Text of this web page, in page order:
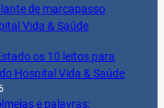
de marcapasso
Vida & Saúde
os 10 leitos para
Hospital Vida & Saúde
e palavras: